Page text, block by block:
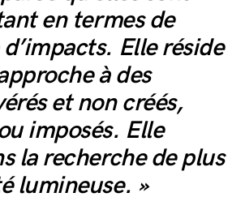
en termes de
Elle réside
à des
et non créés,
imposés. Elle
la recherche de plus
lumineuse. »